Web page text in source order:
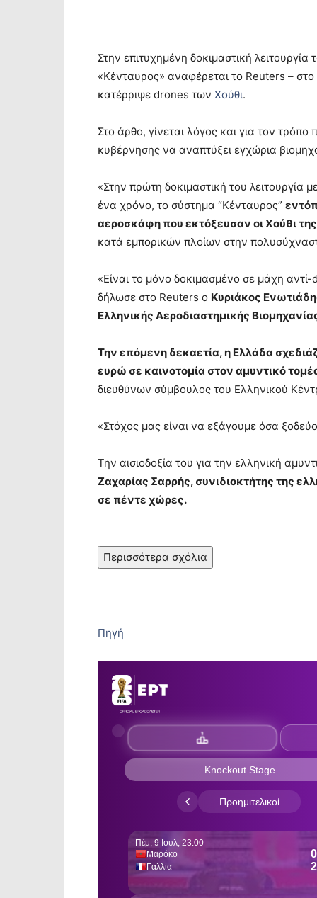
Στην επιτυχημένη δοκιμαστική λειτουργία
«Κένταυρος» αναφέρεται το Reuters –
κατέρριψε drones των Χούθι.
Στο άρθο, γίνεται λόγος και για τον
κυβέρνησης να αναπτύξει εγχώρια
«Στην πρώτη δοκιμαστική του
ένα χρόνο, το σύστημα “Κένταυρος”
αεροσκάφη που εκτόξευσαν οι Χούθι
κατά εμπορικών πλοίων στην
«Είναι το μόνο δοκιμασμένο σε μάχη
δήλωσε στο Reuters ο Κυριάκος
Ελληνικής Αεροδιαστημικής
Την επόμενη δεκαετία, η Ελλάδα
ευρώ σε καινοτομία στον αμυντικό
διευθύνων σύμβουλος του Ελληνικού
«Στόχος μας είναι να εξάγουμε όσα
Την αισιοδοξία του για την ελληνική
Ζαχαρίας Σαρρής, συνιδιοκτήτης της
σε πέντε χώρες.
Περισσότερα σχόλια
Πηγή